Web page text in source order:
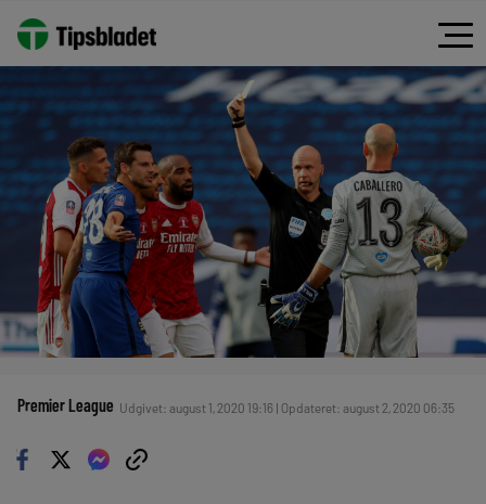
Premier League Udgivet: august 1, 2020 19:16 | Opdateret: august 2, 2020 06:35